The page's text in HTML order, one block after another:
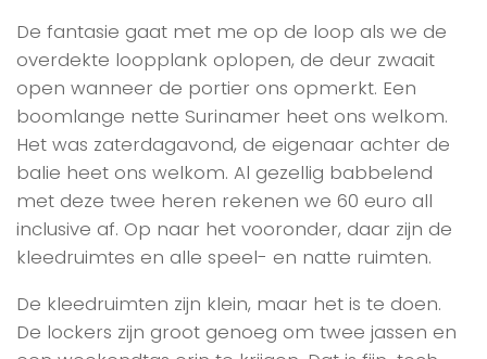
De fantasie gaat met me op de loop als we de
overdekte loopplank oplopen, de deur zwaait
open wanneer de portier ons opmerkt. Een
boomlange nette Surinamer heet ons welkom.
Het was zaterdagavond, de eigenaar achter de
balie heet ons welkom. Al gezellig babbelend
met deze twee heren rekenen we 60 euro all
inclusive af. Op naar het vooronder, daar zijn de
kleedruimtes en alle speel- en natte ruimten.
De kleedruimten zijn klein, maar het is te doen.
De lockers zijn groot genoeg om twee jassen en